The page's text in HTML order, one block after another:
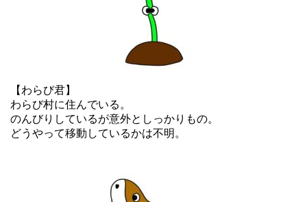
【わらび君】
わらび村に住んでいる。
のんびりしているが意外としっかりもの。
どうやって移動しているかは不明。